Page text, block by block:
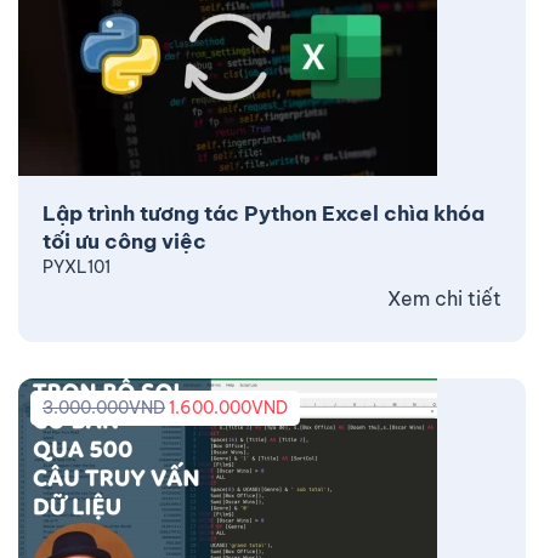
Lập trình tương tác Python Excel chìa khóa
tối ưu công việc
PYXL101
Xem chi tiết
3.000.000VND1.600.000VND